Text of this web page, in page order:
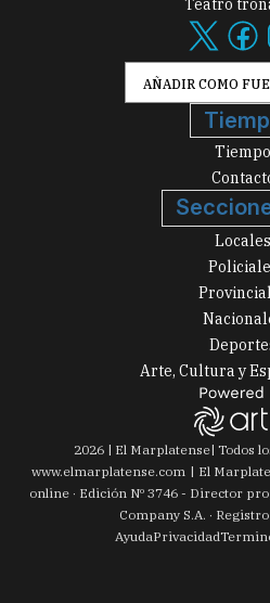
Teatro
AÑADIR COMO
Tiempo
Locales
Arte, Cultura y
2026| El Marplatense| Todos
www.elmarplatense.com
El
online · Edición Nº 3746- Director
Company S.A. ·
AyudaPrivacidad